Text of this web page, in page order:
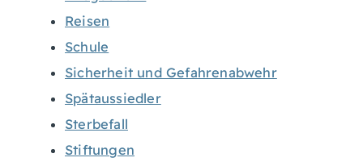
Reisen
Schule
Sicherheit und Gefahrenabwehr
Spätaussiedler
Sterbefall
Stiftungen